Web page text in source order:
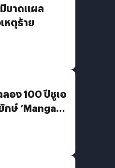
บาดแผล
หตุร้าย
ลอง 100 ปีชูเอ
กษ์ ‘Manga